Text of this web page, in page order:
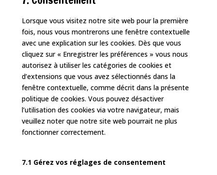
divers
Lorsque vous visitez notre site web pour la première
fois, nous vous montrerons une fenêtre contextuelle
avec une explication sur les cookies. Dès que vous
cliquez sur « Enregistrer les préférences » vous nous
autorisez à utiliser les catégories de cookies et
d’extensions que vous avez sélectionnés dans la
fenêtre contextuelle, comme décrit dans la présente
politique de cookies. Vous pouvez désactiver
l’utilisation des cookies via votre navigateur, mais
veuillez noter que notre site web pourrait ne plus
fonctionner correctement.
7.1 Gérez vos réglages de consentement